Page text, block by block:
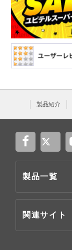
製品紹介
製品一覧
関連サイト